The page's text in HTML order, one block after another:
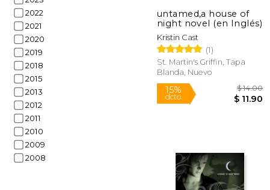
2022
2021
2020
2019
2018
2015
2013
2012
2011
2010
2009
2008
untamed,a house of
night novel (en Inglés)
Kristin Cast
(1)
St. Martin's Griffin, Tapa
Blanda, Nuevo